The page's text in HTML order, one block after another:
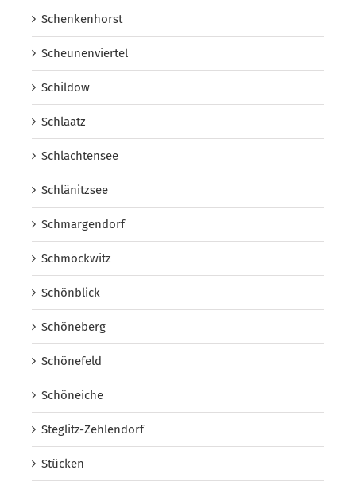
Schenkenhorst
Scheunenviertel
Schildow
Schlaatz
Schlachtensee
Schlänitzsee
Schmargendorf
Schmöckwitz
Schönblick
Schöneberg
Schönefeld
Schöneiche
Steglitz-Zehlendorf
Stücken